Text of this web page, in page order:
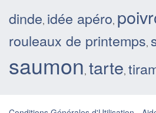
dinde, idée apéro,
rouleaux de printemps,
saumon, tarte,